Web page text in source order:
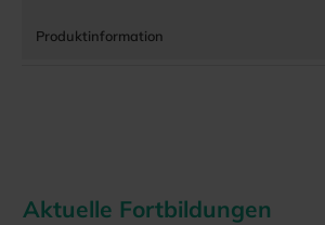
Produktinformation
Aktuelle Fortbildungen